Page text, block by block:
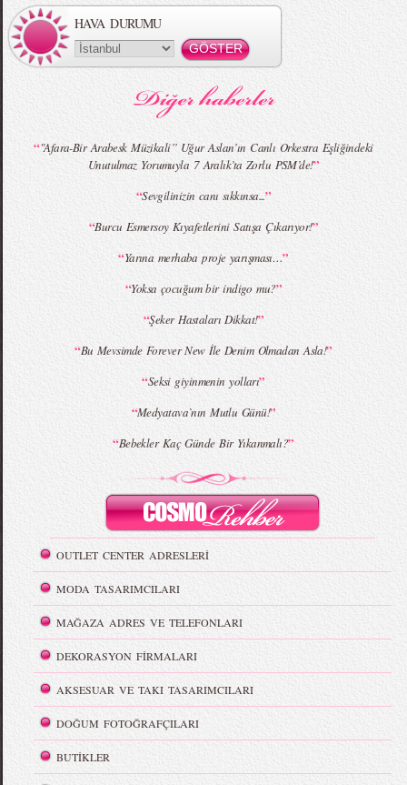
MBFWI - Gülçin Çengel 2015 Yaz
MBFWI - Zeynep Erdoğan 2015 Yaz
MBFWI - Giray Sepin 2015 Yaz Koleksiyonu
HAVA DURUMU
“"Afara-Bir Arabesk Müzikali’’ Uğur Aslan’ın Canlı Orkestra Eşliğindeki
Unutulmaz Yorumuyla 7 Aralık’ta Zorlu PSM’de!”
“Sevgilinizin canı sıkkınsa...”
“Burcu Esmersoy Kıyafetlerini Satışa Çıkarıyor!”
“Yarına merhaba proje yarışması…”
“Yoksa çocuğum bir indigo mu?”
“Şeker Hastaları Dikkat!”
“Bu Mevsimde Forever New İle Denim Olmadan Asla!”
“Seksi giyinmenin yolları”
“Medyatava`nın Mutlu Günü!”
“Bebekler Kaç Günde Bir Yıkanmalı?”
OUTLET CENTER ADRESLERİ
MODA TASARIMCILARI
MAĞAZA ADRES VE TELEFONLARI
DEKORASYON FİRMALARI
AKSESUAR VE TAKI TASARIMCILARI
DOĞUM FOTOĞRAFÇILARI
BUTİKLER